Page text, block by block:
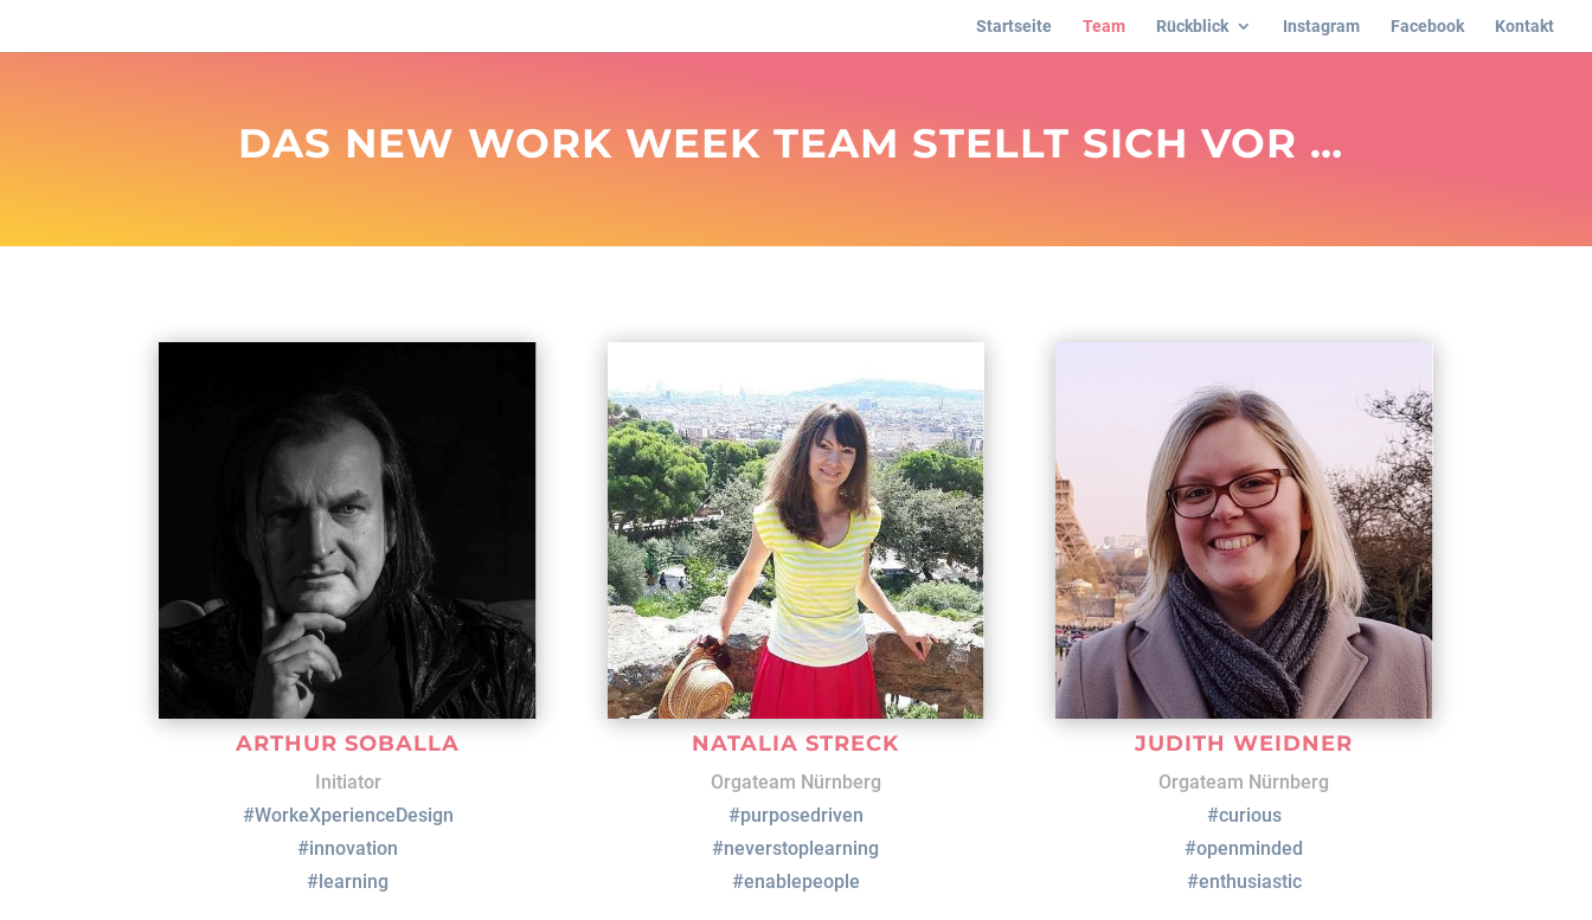
Startseite Team Rückblick Instagram Facebook Kontakt
DAS NEW WORK WEEK TEAM STELLT SICH VOR …
ARTHUR SOBALLA
Initiator
#WorkeXperienceDesign
#innovation
#learning
NATALIA STRECK
Orgateam Nürnberg
#purposedriven
#neverstoplearning
#enablepeople
JUDITH WEIDNER
Orgateam Nürnberg
#curious
#openminded
#enthusiastic